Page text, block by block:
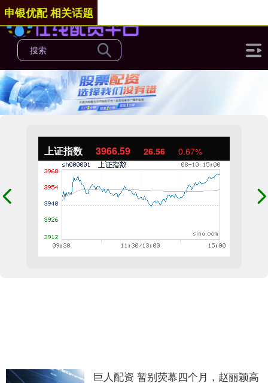
上证指数 3966.59 26.56 0.67%
申银优配 相关话题
巨人配资 暂别荧幕四个月，赵丽颖高